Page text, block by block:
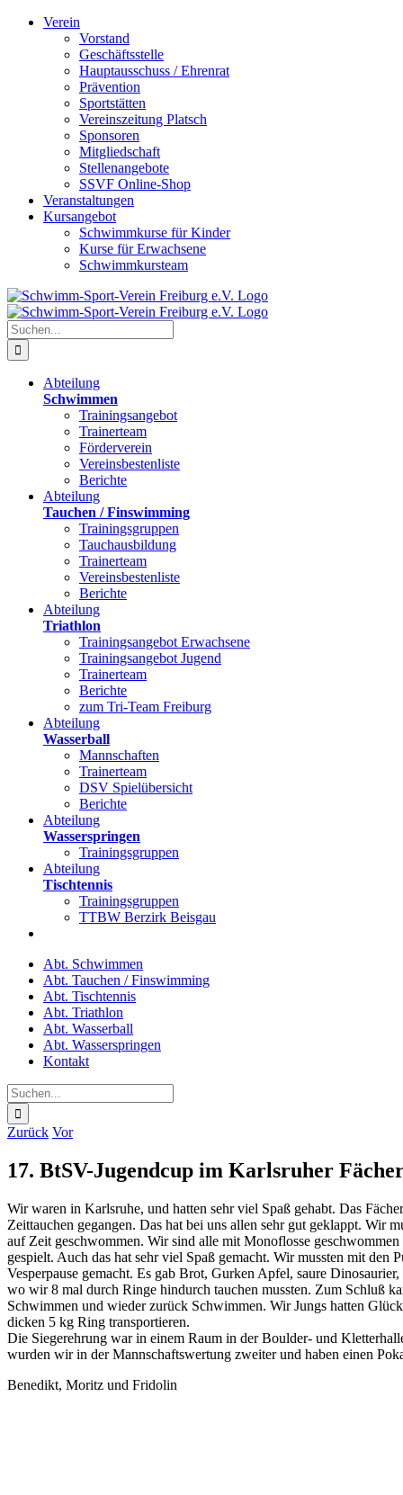
Zum
Verein
Vorstand
Geschäftsstelle
Hauptausschuss / Ehrenrat
Prävention
Sportstätten
Vereinszeitung Platsch
Sponsoren
Mitgliedschaft
Stellenangebote
SSVF Online-Shop
Veranstaltungen
Kursangebot
Schwimmkurse für Kinder
Kurse für Erwachsene
Schwimmkursteam
Suche
nach:
Abteilung
Schwimmen
Trainingsangebot
Trainerteam
Förderverein
Vereinsbestenliste
Berichte
Abteilung
Tauchen / Finswimming
Trainingsgruppen
Tauchausbildung
Trainerteam
Vereinsbestenliste
Berichte
Abteilung
Triathlon
Trainingsangebot Erwachsene
Trainingsangebot Jugend
Trainerteam
Berichte
zum Tri-Team Freiburg
Abteilung
Wasserball
Mannschaften
Trainerteam
DSV Spielübersicht
Berichte
Abteilung
Wasserspringen
Trainingsgruppen
Abteilung
Tischtennis
Trainingsgruppen
TTBW Berzirk Beisgau
Abt. Schwimmen
Abt. Tauchen / Finswimming
Abt. Tischtennis
Abt. Triathlon
Abt. Wasserball
Abt. Wasserspringen
Kontakt
Suche
nach:
Zurück Vor
17. BtSV-Jugendcup im Karlsruher
Wir waren in Karlsruhe, und hatten sehr viel Spaß gehabt. Das
Zeittauchen gegangen. Das hat bei uns allen sehr gut geklappt. Wir
auf Zeit geschwommen. Wir sind alle mit Monoflosse
gespielt. Auch das hat sehr viel Spaß gemacht. Wir mussten mit
Vesperpause gemacht. Es gab Brot, Gurken Apfel, saure
wo wir 8 mal durch Ringe hindurch tauchen mussten. Zum Schluß
Schwimmen und wieder zurück Schwimmen. Wir Jungs hatten
dicken 5 kg Ring transportieren.
Die Siegerehrung war in einem Raum in der Boulder- und
wurden wir in der Mannschaftswertung zweiter und haben einen
Benedikt, Moritz und Fridolin